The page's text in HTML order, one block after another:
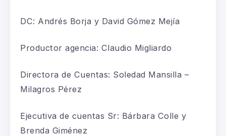
DC: Andrés Borja y David Gómez Mejía
Productor agencia: Claudio Migliardo
Directora de Cuentas: Soledad Mansilla –
Milagros Pérez
Ejecutiva de cuentas Sr: Bárbara Colle y
Brenda Giménez